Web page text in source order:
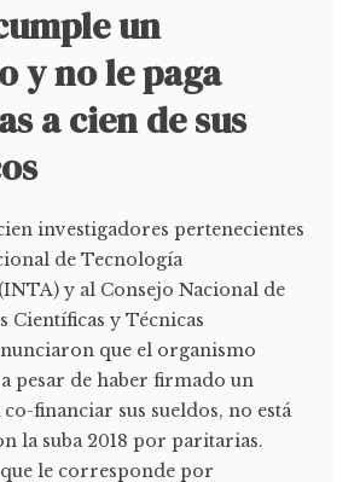
un
y no le paga
a cien de sus
investigadores pertenecientes
de Tecnología
y al Consejo Nacional de
Científicas y Técnicas
que el organismo
pesar de haber firmado un
financiar sus sueldos, no está
la suba 2018 por paritarias.
le corresponde por